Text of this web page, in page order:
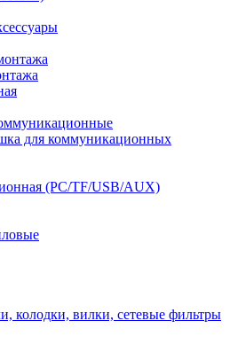
для коммуникационных
(PC/TF/USB/AUX)
колодки, вилки, сетевые фильтры